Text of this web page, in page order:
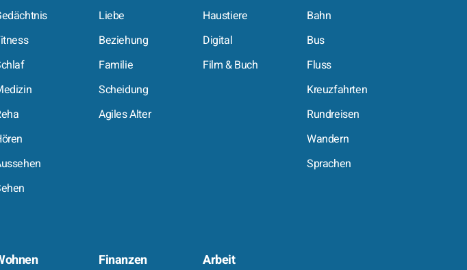
Liebe
Beziehung
Familie
Scheidung
Agiles Alter
Haustiere
Digital
Film & Buch
Bahn
Bus
Fluss
Kreuzfahrten
Rundreisen
Wandern
Sprachen
Finanzen Arbeit